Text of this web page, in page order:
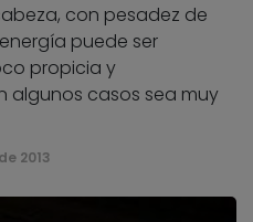
con pesadez de
puede ser
propicia y
algunos casos sea muy
2013